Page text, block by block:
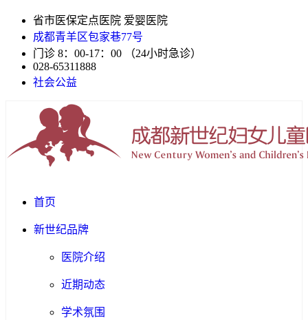
省市医保定点医院 爱婴医院
成都青羊区包家巷77号
门诊 8：00-17：00 （24小时急诊）
028-65311888
社会公益
首页
新世纪品牌
医院介绍
近期动态
学术氛围